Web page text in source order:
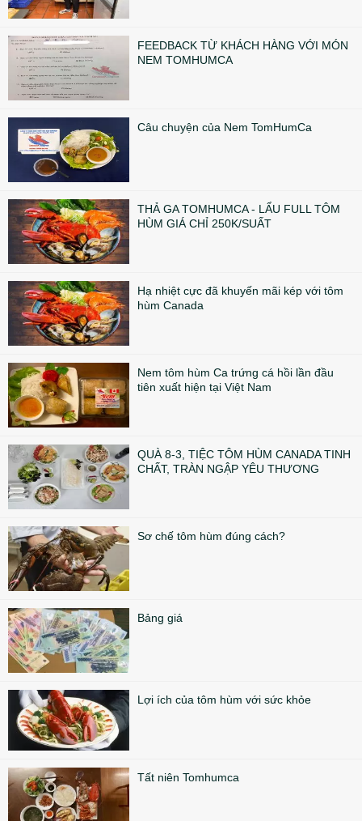
FEEDBACK TỪ KHÁCH HÀNG VỚI MÓN
NEM TOMHUMCA
Câu chuyện của Nem TomHumCa
THẢ GA TOMHUMCA - LẨU FULL TÔM
HÙM GIÁ CHỈ 250K/SUẤT
Hạ nhiệt cực đã khuyến mãi kép với tôm
hùm Canada
Nem tôm hùm Ca trứng cá hồi lần đầu
tiên xuất hiện tại Việt Nam
QUÀ 8-3, TIỆC TÔM HÙM CANADA TINH
CHẤT, TRÀN NGẬP YÊU THƯƠNG
Sơ chế tôm hùm đúng cách?
Bảng giá
Lợi ích của tôm hùm với sức khỏe
Tất niên Tomhumca